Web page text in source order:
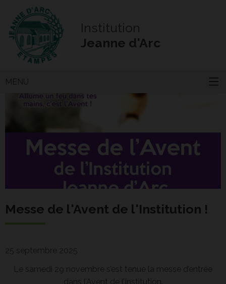
Institution
Jeanne d'Arc
MENU
Messe de l'Avent de l'Institution !
25 septembre 2025
Le samedi 29 novembre s’est tenue la messe d’entrée
dans l’Avent de l’Institution.